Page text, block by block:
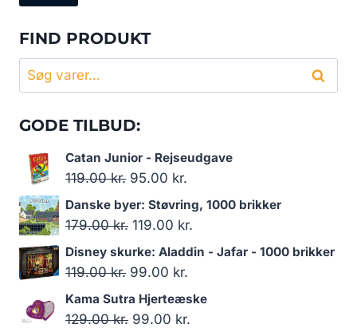
FIND PRODUKT
Søg
efter:
Søg
GODE TILBUD:
Catan Junior - Rejseudgave
119.00kr. Den
oprindelige
pris
119.00 kr..
95.00 kr.
aktuelle
pris
Danske byer: Støvring, 1000 brikker
179.00kr. Den
oprindelige
pris
179.00 kr..
119.00 kr.
aktuelle
Disney skurke: Aladdin - Jafar - 1000 brikker
119.00kr. Den
oprindelige
pris
99.00 kr.
aktuelle
Kama Sutra Hjerteæske
129.00kr. Den
99.00 kr.